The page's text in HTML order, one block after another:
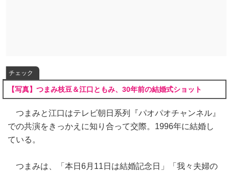
チェック
【写真】つまみ枝豆＆江口ともみ、30年前の結婚式ショット
つまみと江口はテレビ朝日系列『パオパオチャンネル』
での共演をきっかえに知り合って交際。1996年に結婚し
ている。
つまみは、「本日6月11日は結婚記念日」「我々夫婦の